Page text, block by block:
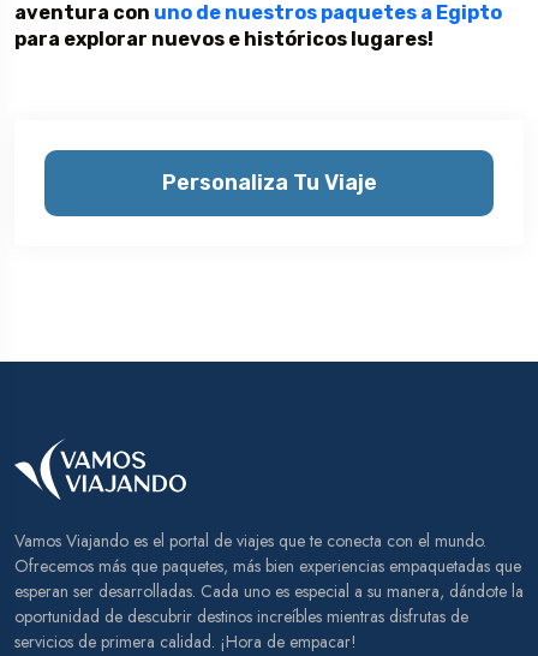
aventura con uno de nuestros paquetes a Egipto
para explorar nuevos e históricos lugares!
Personaliza Tu Viaje
Vamos Viajando es el portal de viajes que te conecta con el mundo.
Ofrecemos más que paquetes, más bien experiencias empaquetadas que
esperan ser desarrolladas. Cada uno es especial a su manera, dándote la
oportunidad de descubrir destinos increíbles mientras disfrutas de
servicios de primera calidad. ¡Hora de empacar!